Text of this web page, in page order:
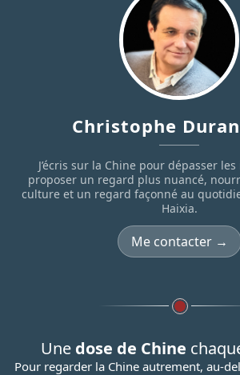
Christophe
J’écris sur la Chine pour dépasser
proposer un regard plus nuancé,
culture et un regard façonné au
Haixia.
Me contacter →
Une dose de Chine
Pour regarder la Chine autrement, au-